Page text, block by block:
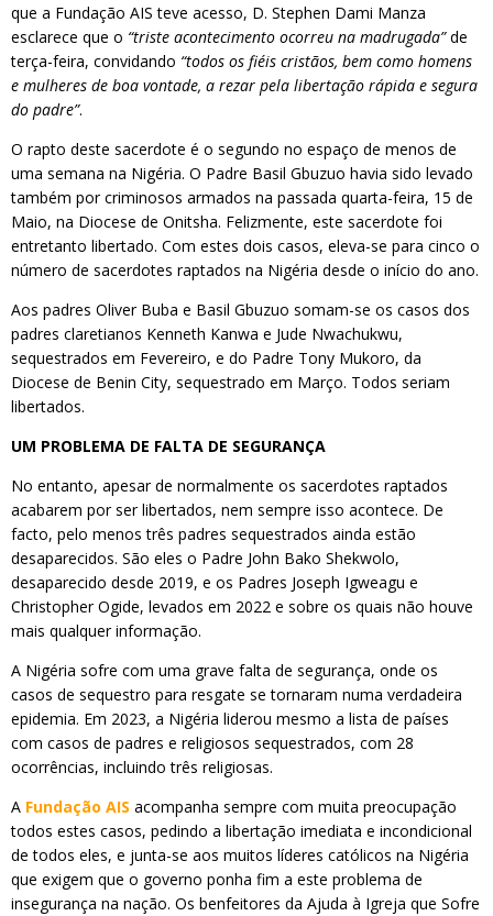
que a Fundação AIS teve acesso, D. Stephen Dami Manza
esclarece que o “triste acontecimento ocorreu na madrugada”de
terça-feira, convidando “todos os fiéis cristãos, bem como homens
e mulheres de boa vontade, a rezar pela libertação rápida e segura
do padre”.
O rapto deste sacerdote é o segundo no espaço de menos de
uma semana na Nigéria. O Padre Basil Gbuzuo havia sido levado
também por criminosos armados na passada quarta-feira, 15 de
Maio, na Diocese de Onitsha. Felizmente, este sacerdote foi
entretanto libertado. Com estes dois casos, eleva-se para cinco o
número de sacerdotes raptados na Nigéria desde o início do ano.
Aos padres Oliver Buba e Basil Gbuzuo somam-se os casos dos
padres claretianos Kenneth Kanwa e Jude Nwachukwu,
sequestrados em Fevereiro, e do Padre Tony Mukoro, da
Diocese de Benin City, sequestrado em Março. Todos seriam
libertados.
UM PROBLEMA DE FALTA DE SEGURANÇA
No entanto, apesar de normalmente os sacerdotes raptados
acabarem por ser libertados, nem sempre isso acontece. De
facto, pelo menos três padres sequestrados ainda estão
desaparecidos. São eles o Padre John Bako Shekwolo,
desaparecido desde 2019, e os Padres Joseph Igweagu e
Christopher Ogide, levados em 2022 e sobre os quais não houve
mais qualquer informação.
A Nigéria sofre com uma grave falta de segurança, onde os
casos de sequestro para resgate se tornaram numa verdadeira
epidemia. Em 2023, a Nigéria liderou mesmo a lista de países
com casos de padres e religiosos sequestrados, com 28
ocorrências, incluindo três religiosas.
A Fundação AIS acompanha sempre com muita preocupação
todos estes casos, pedindo a libertação imediata e incondicional
de todos eles, e junta-se aos muitos líderes católicos na Nigéria
que exigem que o governo ponha fim a este problema de
insegurança na nação. Os benfeitores da Ajuda à Igreja que Sofre